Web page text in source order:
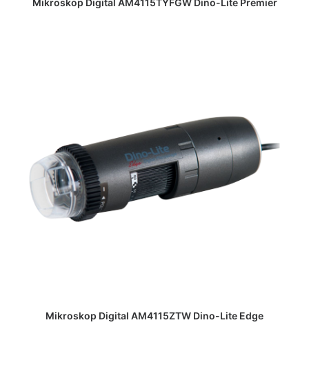
Mikroskop Digital AM4115TYFGW Dino-Lite Premier
DAPATKAN PENAWARAN HARGA
Mikroskop Digital AM4115ZTW Dino-Lite Edge